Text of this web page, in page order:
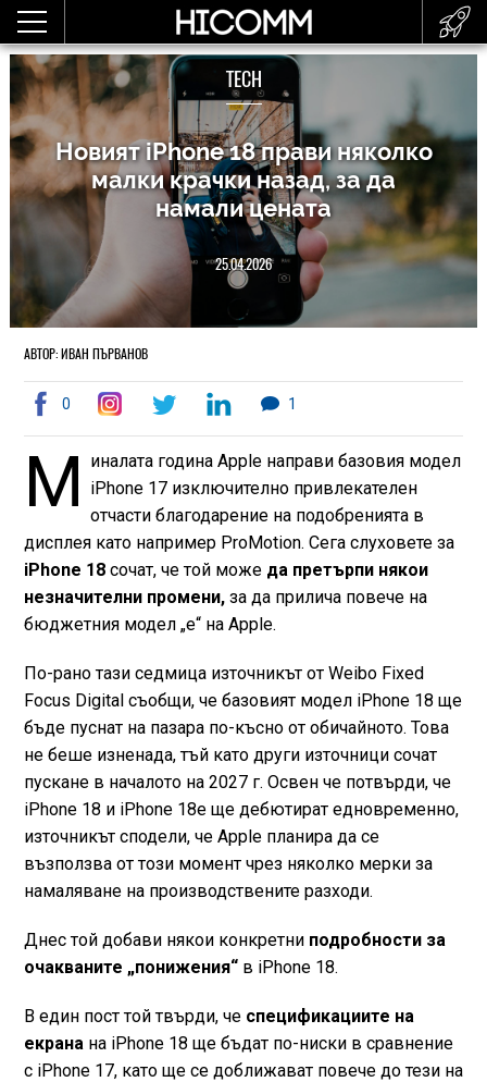
TECH
Новият iPhone 18 прави няколко
малки крачки назад, за да
намали цената
25.04.2026
АВТОР: ИВАН ПЪРВАНОВ
0 1
М
иналата година Apple направи базовия модел
iPhone 17 изключително привлекателен
отчасти благодарение на подобренията в
дисплея като например ProMotion. Сега слуховете за
iPhone 18сочат, че той можеда претърпи някои
незначителни промени,за да прилича повече на
бюджетния модел „e“ на Apple.
По-рано тази седмица източникът от Weibo Fixed
Focus Digital съобщи, че базовият модел iPhone 18 ще
бъде пуснат на пазара по-късно от обичайното. Това
не беше изненада, тъй като други източници сочат
пускане в началото на 2027 г. Освен че потвърди, че
iPhone 18 и iPhone 18e ще дебютират едновременно,
източникът сподели, че Apple планира да се
възползва от този момент чрез няколко мерки за
намаляване на производствените разходи.
Днес той добави някои конкретни подробности за
очакваните „понижения“в iPhone 18.
В един пост той твърди, че спецификациите на
екранана iPhone 18 ще бъдат по-ниски в сравнение
с iPhone 17, като ще се доближават повече до тези на